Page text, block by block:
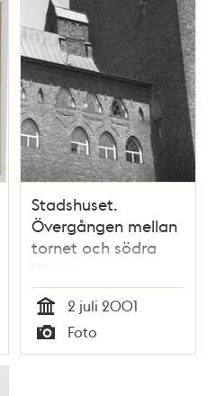
Stadshuset.
Övergången mellan
tornet och södra
längan
Tid
2 juli 2001
Typ
Foto